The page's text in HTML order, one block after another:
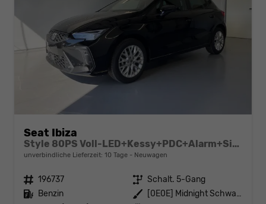
Seat Ibiza
Style 80PS Voll-LED+Kessy+PDC+Alarm+Sitzheizung+Kamera+App-Connect
unverbindliche Lieferzeit: 10 Tage Neuwagen
Fahrzeugnr. 196737 Getriebe Schalt. 5-Gang
Kraftstoff Benzin Außenfarbe
[0E0E] Midnight Schwarz Metallic